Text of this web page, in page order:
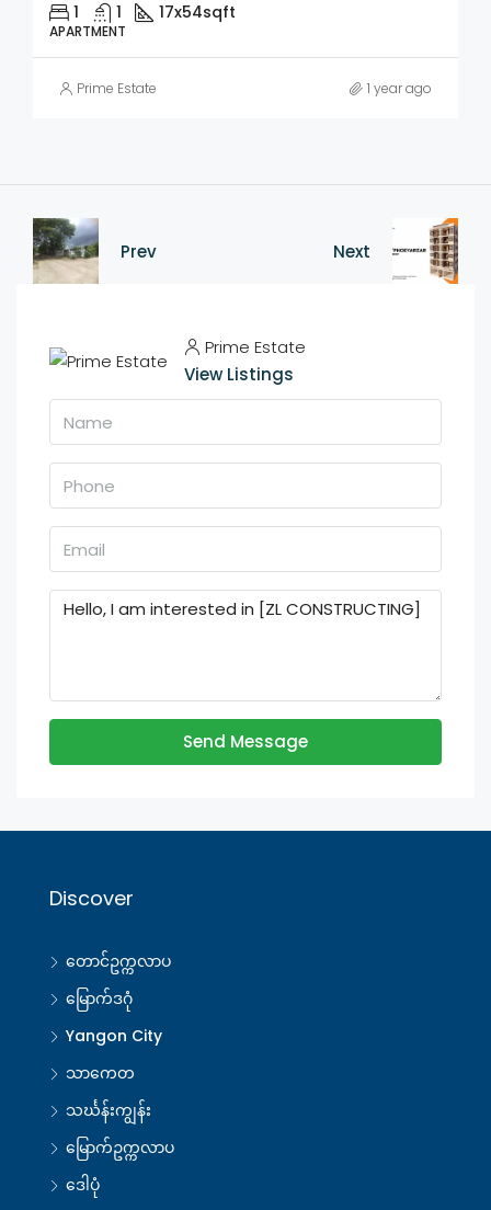
1 1 17x54sqft
APARTMENT
Prime Estate 1 year ago
Prev Next
Prime Estate
View Listings
Send Message
Discover
တောင်ဥက္ကလာပ
မြောက်ဒဂုံ
Yangon City
သာကေတ
သင်္ဃန်းကျွန်း
မြောက်ဥက္ကလာပ
ဒေါပုံ